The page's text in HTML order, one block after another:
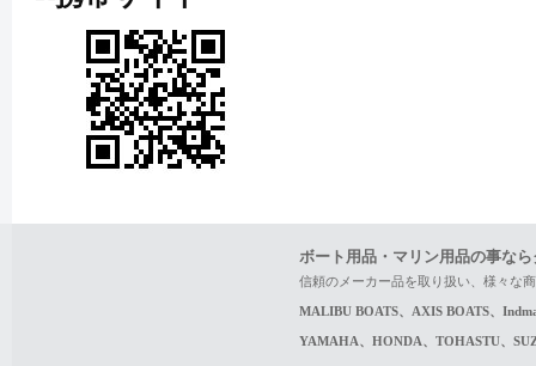
ボート用品・マリン用品の事な
信頼のメーカー品を取り扱い、様々な
MALIBU BOATS、AXIS BOATS、
YAMAHA、HONDA、TOHASTU、